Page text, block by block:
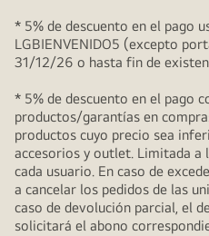
* 5% de descuento en el pago
LGBIENVENIDO5 (excepto
31/12/26 o hasta fin de
* 5% de descuento en el pago
productos/garantías en
productos cuyo precio sea
accesorios y outlet. Limitada a
cada usuario. En caso de
a cancelar los pedidos de las
caso de devolución parcial, el
solicitará el abono